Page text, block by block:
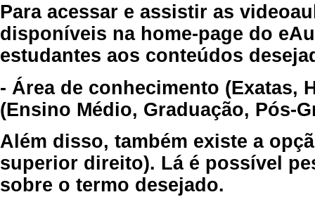
Para acessar e assistir as
disponíveis na home-page do
estudantes aos conteúdos
- Área de conhecimento (Exatas,
(Ensino Médio, Graduação, Pós-
Além disso, também existe a
superior direito). Lá é possível
sobre o termo desejado.